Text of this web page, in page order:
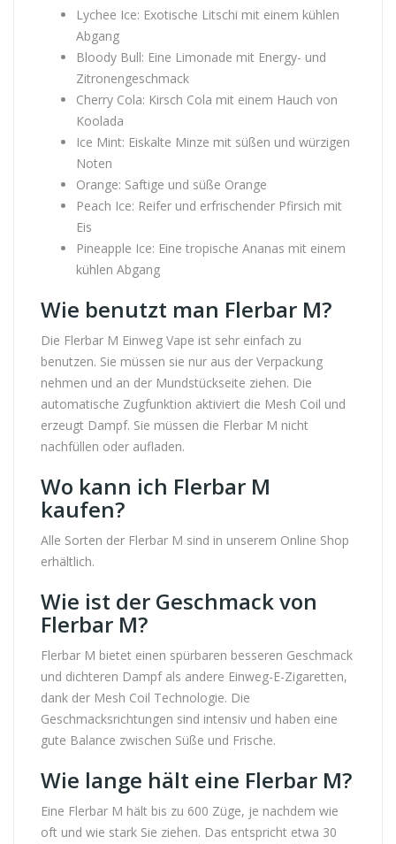
Lychee Ice: Exotische Litschi mit einem kühlen
Abgang
Bloody Bull: Eine Limonade mit Energy- und
Zitronengeschmack
Cherry Cola: Kirsch Cola mit einem Hauch von
Koolada
Ice Mint: Eiskalte Minze mit süßen und würzigen
Noten
Orange: Saftige und süße Orange
Peach Ice: Reifer und erfrischender Pfirsich mit
Eis
Pineapple Ice: Eine tropische Ananas mit einem
kühlen Abgang
Wie benutzt man Flerbar M?
Die Flerbar M Einweg Vape ist sehr einfach zu
benutzen. Sie müssen sie nur aus der Verpackung
nehmen und an der Mundstückseite ziehen. Die
automatische Zugfunktion aktiviert die Mesh Coil und
erzeugt Dampf. Sie müssen die Flerbar M nicht
nachfüllen oder aufladen.
Wo kann ich Flerbar M
kaufen?
Alle Sorten der Flerbar M sind in unserem Online Shop
erhältlich.
Wie ist der Geschmack von
Flerbar M?
Flerbar M bietet einen spürbaren besseren Geschmack
und dichteren Dampf als andere Einweg-E-Zigaretten,
dank der Mesh Coil Technologie. Die
Geschmacksrichtungen sind intensiv und haben eine
gute Balance zwischen Süße und Frische.
Wie lange hält eine Flerbar M?
Eine Flerbar M hält bis zu 600 Züge, je nachdem wie
oft und wie stark Sie ziehen. Das entspricht etwa 30